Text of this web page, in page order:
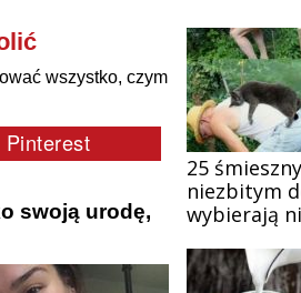
wszystko, czym
swoją urodę,
25
niezbitym
wybierają